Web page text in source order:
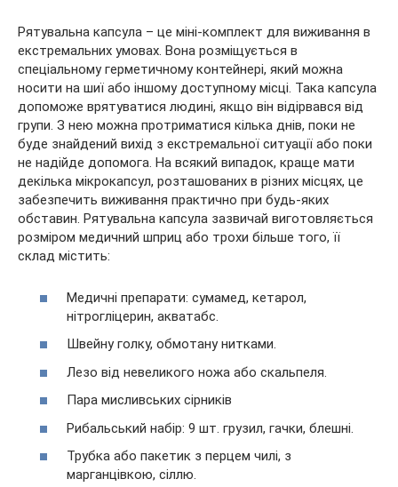
Рятувальна капсула – це міні-комплект для виживання в
екстремальних умовах. Вона розміщується в
спеціальному герметичному контейнері, який можна
носити на шиї або іншому доступному місці. Така капсула
допоможе врятуватися людині, якщо він відірвався від
групи. З нею можна протриматися кілька днів, поки не
буде знайдений вихід з екстремальної ситуації або поки
не надійде допомога. На всякий випадок, краще мати
декілька мікрокапсул, розташованих в різних місцях, це
забезпечить виживання практично при будь-яких
обставин. Рятувальна капсула зазвичай виготовляється
розміром медичний шприц або трохи більше того, її
склад містить:
Медичні препарати: сумамед, кетарол,
нітрогліцерин, акватабс.
Швейну голку, обмотану нитками.
Лезо від невеликого ножа або скальпеля.
Пара мисливських сірників
Рибальський набір: 9 шт. грузил, гачки, блешні.
Трубка або пакетик з перцем чилі, з
марганцівкою, сіллю.